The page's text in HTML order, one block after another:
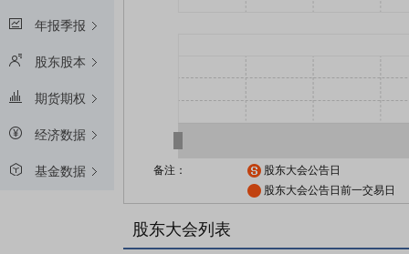
年报季报
股东股本
期货期权
经济数据
基金数据 备注：
股东大会公告日
股东大会公告日前一交易日
股东大会列表